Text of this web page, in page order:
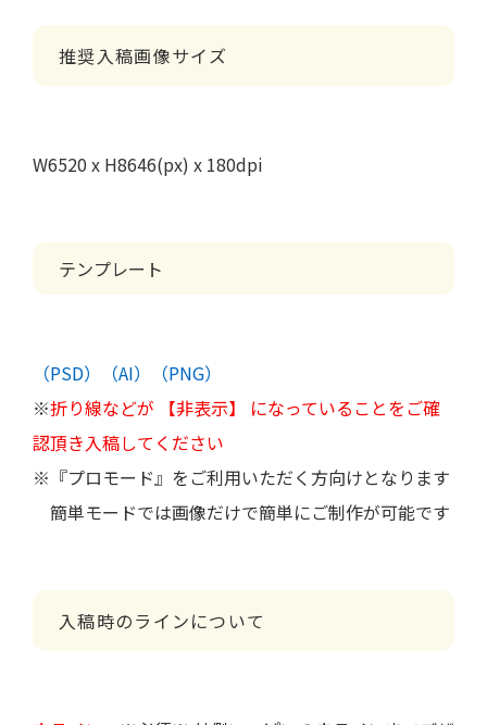
推奨入稿画像サイズ
W6520 x H8646(px) x 180dpi
テンプレート
（PSD） （AI）
（PNG）
※折り線などが 【非表示】 になっていることをご確
認頂き入稿してください
※『プロモード』をご利用いただく方向けとなります
簡単モードでは画像だけで簡単にご制作が可能です
入稿時のラインについて